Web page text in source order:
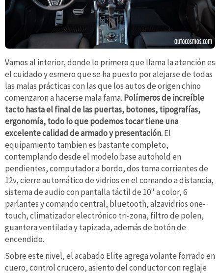
Vamos al interior, donde lo primero que llama la atención es
el cuidado y esmero que se ha puesto por alejarse de todas
las malas prácticas con las que los autos de origen chino
comenzaron a hacerse mala fama. Polímeros de increíble
tacto hasta el final de las puertas, botones, tipografías,
ergonomía, todo lo que podemos tocar tiene una
excelente calidad de armado y presentación.El
equipamiento tambien es bastante completo,
contemplando desde el modelo base autohold en
pendientes, computador a bordo, dos toma corrientes de
12v, cierre automático de vidrios en el comando a distancia,
sistema de audio con pantalla táctil de 10" a color, 6
parlantes y comando central, bluetooth, alzavidrios one-
touch, climatizador electrónico tri-zona, filtro de polen,
guantera ventilada y tapizada, además de botón de
encendido.
Sobre este nivel, el acabado Elite agrega volante forrado en
cuero, control crucero, asiento del conductor con reglaje